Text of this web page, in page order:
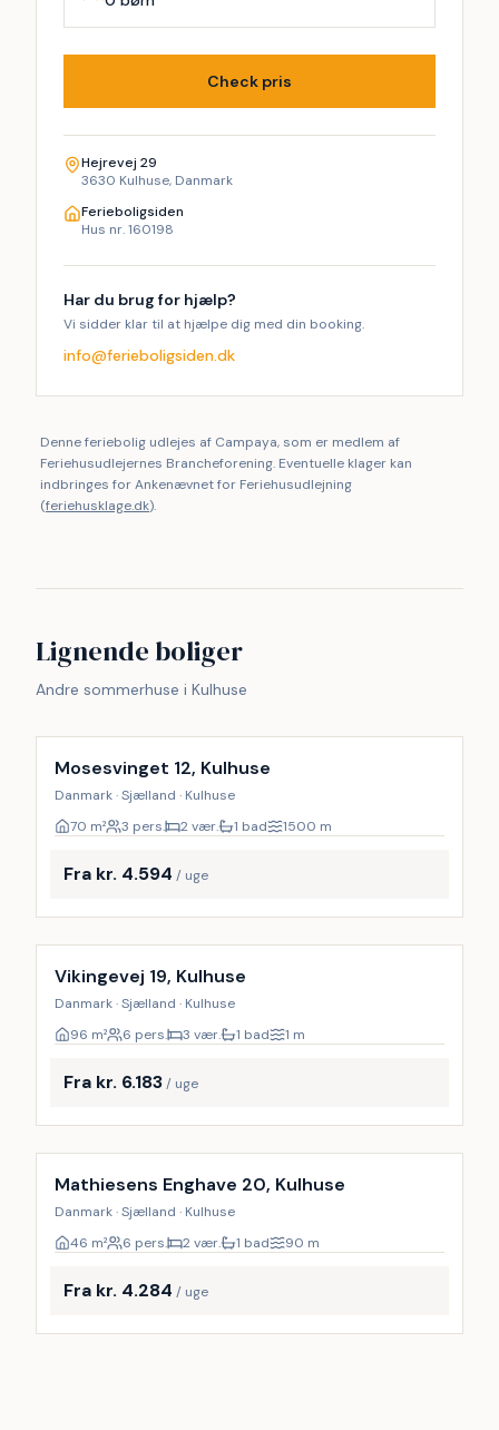
Check pris
Hejrevej 29
3630 Kulhuse, Danmark
Ferieboligsiden
Hus nr. 160198
Har du brug for hjælp?
Vi sidder klar til at hjælpe dig med din booking.
info@ferieboligsiden.dk
Denne feriebolig udlejes af Campaya, som er medlem af
Feriehusudlejernes Brancheforening. Eventuelle klager kan
indbringes for Ankenævnet for Feriehusudlejning
(feriehusklage.dk).
Lignende boliger
Andre sommerhuse i Kulhuse
Mosesvinget 12, Kulhuse
Danmark · Sjælland · Kulhuse
70 m² 3 pers. 2 vær. 1 bad 1500 m
Fra kr. 4.594 / uge
Vikingevej 19, Kulhuse
Danmark · Sjælland · Kulhuse
96 m² 6 pers. 3 vær. 1 bad 1 m
Fra kr. 6.183/ uge
Inkl. rengøring
Mathiesens Enghave 20, Kulhuse
Danmark · Sjælland · Kulhuse
46 m² 6 pers. 2 vær. 1 bad 90 m
Fra kr. 4.284 / uge